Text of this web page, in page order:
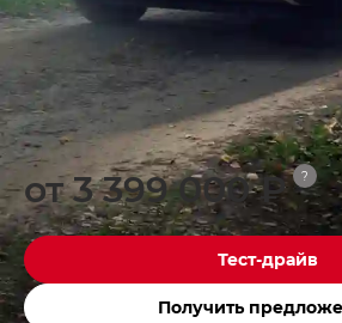
от 3 399 000 ₽ ?
Тест-драйв
Получить